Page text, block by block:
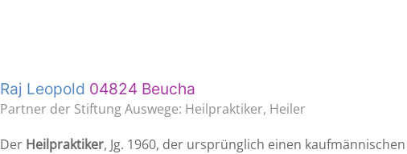
Raj Leopold 04824 Beucha
Partner der Stiftung Auswege: Heilpraktiker, Heiler
Der Heilpraktiker, Jg. 1960, der ursprünglich einen